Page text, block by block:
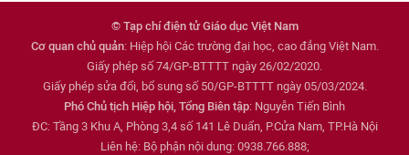
© Tạp chí điện tử Giáo dục Việt Nam
Cơ quan chủ quản: Hiệp hội Các trường đại học, cao đẳng Việt Nam.
Giấy phép số 74/GP-BTTTT ngày 26/02/2020.
Giấy phép sửa đổi, bổ sung số 50/GP-BTTTT ngày 05/03/2024.
Phó Chủ tịch Hiệp hội, Tổng Biên tập: Nguyễn Tiến Bình
ĐC: Tầng 3 Khu A, Phòng 3,4 số 141 Lê Duẩn, P.Cửa Nam, TP.Hà Nội
Liên hệ: Bộ phận nội dung: 0938.766.888;